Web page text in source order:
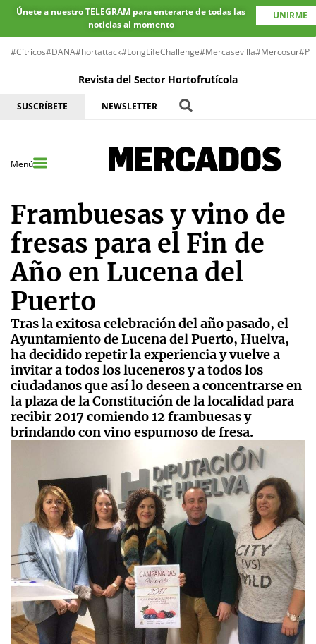
Únete a nuestro TELEGRAM para enterarte de todas las
noticias al momento
UNIRME
#Cítricos#DANA#hortattack#LongLifeChallenge#Mercasevilla#Mercosur
Revista del Sector Hortofrutícola
SUSCRÍBETE NEWSLETTER
Menú
Frambuesas y vino de
fresas para el Fin de
Año en Lucena del
Puerto
Tras la exitosa celebración del año pasado, el
Ayuntamiento de Lucena del Puerto, Huelva,
ha decidido repetir la experiencia y vuelve a
invitar a todos los luceneros y a todos los
ciudadanos que así lo deseen a concentrarse en
la plaza de la Constitución de la localidad para
recibir 2017 comiendo 12 frambuesas y
brindando con vino espumoso de fresa.